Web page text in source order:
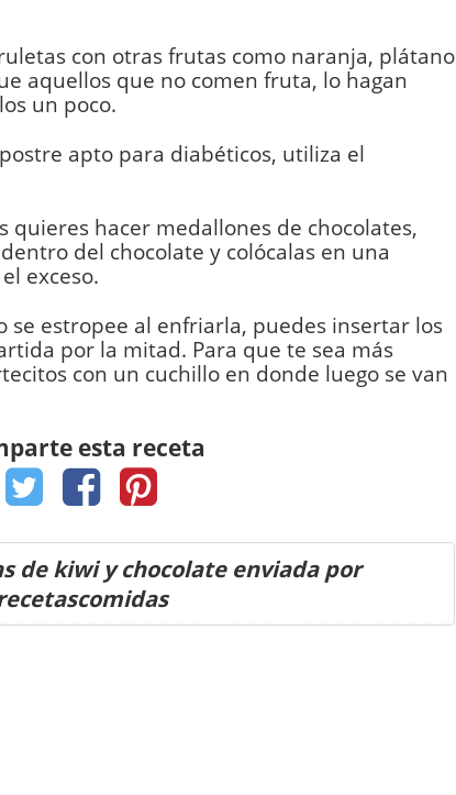
con otras frutas como naranja, plátano
aquellos que no comen fruta, lo hagan
un poco.
apto para diabéticos, utiliza el
quieres hacer medallones de chocolates,
del chocolate y colócalas en una
exceso.
se estropee al enfriarla, puedes insertar los
por la mitad. Para que te sea más
con un cuchillo en donde luego se van
esta receta
de kiwi y chocolate enviada por